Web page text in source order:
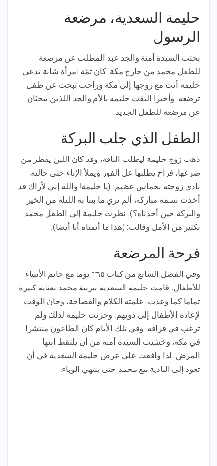
حليمة السعدية، مرضعة
الرسول
بحثت السيدة آمنة والجد عبد المطلب عن مرضعة
للطفل محمد من خارج مكة. كان ثمّة امرأة شابة تدعى
حليمة أتت مع زوجها إلى مكة وراحت تبحث عن طفل
ترضعه. وأخيرا التقت حليمه بالأم والجد اللذين يبحثان
عن مرضعة للطفل الجديد.
الطفل الذي جلب البركة
ذهب زوج حليمة ليطلب الناقة، وقد كان اللبن يقطر من
ضرعها، فراح يطلبها عل الفور ويملأ الإناء حتى حالته.
نادى زوجته بحماس عظيم: (يا حليمة! والله إني لأراك قد
أخذت نسمة مباركة، ألم تري ما بتنا به الليلة من الخير
والبركة حين أخذناه؟). نظرت حليمة إلى الطفل محمد
بكثير من الأمل وقالت: (هذا ما أتمناه أنا أيضا).
فرحة المرضعة
وفي الفصل السابع من كتاب ٣٦٥ يوما مع خاتم الأنبياء
للأطفال، قامت حليمة السعدية بتربية محمد بعناية كبيرة
تماما كما وعدت. علمته الكلام والفصاحة، وحان الوقت
لإعادة الأطفال إلى ذويهم. وحزنت حليمة لذلك ولم
ترغب في فراقه. وفي تلك الأيام كان الطاعون منتشرا
في مكة، وخشيت السيدة آمنة من أن يلتقط ابنها
المرض. لذا وافقت على عرض حليمة السعدية في أن
تعود إلى البادية مع محمد حتى ينتهي الوباء.